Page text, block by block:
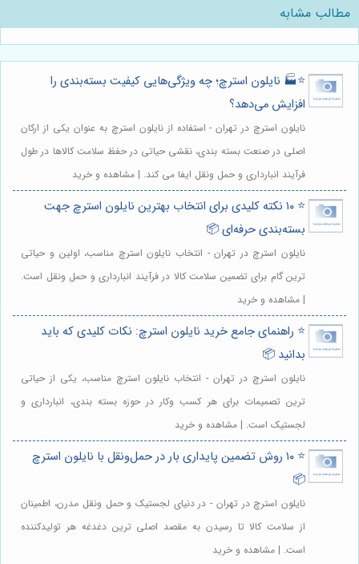
مطالب مشابه
⭐️🏭 نایلون استرچ؛ چه ویژگی‌هایی کیفیت بسته‌بندی را
افزایش می‌دهد؟
نایلون استرچ در تهران - استفاده از نایلون استرچ به عنوان یکی از ارکان
اصلی در صنعت بسته بندی، نقشی حیاتی در حفظ سلامت کالاها در طول
فرآیند انبارداری و حمل ونقل ایفا می کند. | مشاهده و خرید
⭐️ ۱۰ نکته کلیدی برای انتخاب بهترین نایلون استرچ جهت
بسته‌بندی حرفه‌ای 📦
نایلون استرچ در تهران - انتخاب نایلون استرچ مناسب، اولین و حیاتی
ترین گام برای تضمین سلامت کالا در فرآیند انبارداری و حمل ونقل است.
| مشاهده و خرید
⭐️ راهنمای جامع خرید نایلون استرچ: نکات کلیدی که باید
بدانید 📦
نایلون استرچ در تهران - انتخاب نایلون استرچ مناسب، یکی از حیاتی
ترین تصمیمات برای هر کسب وکار در حوزه بسته بندی، انبارداری و
لجستیک است. | مشاهده و خرید
⭐️ ۱۰ روش تضمین پایداری بار در حمل‌ونقل با نایلون استرچ
📦
نایلون استرچ در تهران - در دنیای لجستیک و حمل ونقل مدرن، اطمینان
از سلامت کالا تا رسیدن به مقصد اصلی ترین دغدغه هر تولیدکننده
است. | مشاهده و خرید